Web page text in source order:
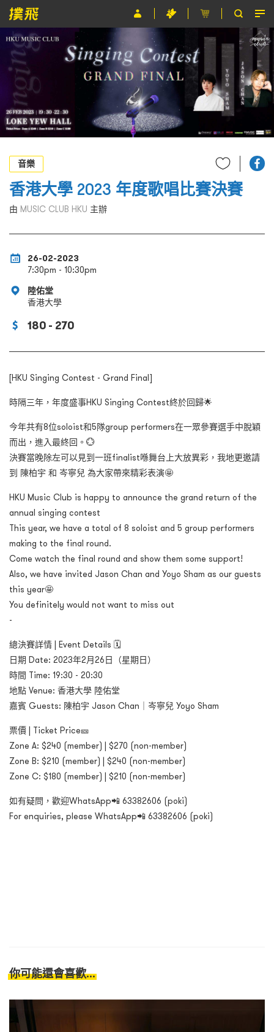
節目
主辦單位
關於撲飛
條款及細則
EN
音樂
香港大學 2023 年度歌唱比賽決賽
由 MUSIC CLUB HKU 主辦
26-02-2023
7:30pm - 10:30pm
陸佑堂
香港大學
180 - 270
[HKU Singing Contest - Grand Final]
時隔三年，年度盛事HKU Singing Contest終於回歸🌟
今年共有8位soloist和5隊group performers在一眾參賽選手中脫穎
而出，進入最終回。💮
決賽當晚除左可以見到一班finalist喺舞台上大放異彩，我地更邀請
到 陳柏宇 和 岑寧兒 為大家帶來精彩表演🤩
HKU Music Club is happy to announce the grand return of the
annual singing contest
This year, we have a total of 8 soloist and 5 group performers
making to the final round.
Come watch the final round and show them some support!
Also, we have invited Jason Chan and Yoyo Sham as our guests
this year🤩
You definitely would not want to miss out
-
總決賽詳情 | Event Details 🗓
日期 Date: 2023年2月26日（星期日）
時間 Time: 19:30 - 20:30
地點 Venue: 香港大學 陸佑堂
嘉賓 Guests: 陳柏宇 Jason Chan｜岑寧兒 Yoyo Sham
票價 | Ticket Price🎫
Zone A: $240 (member) | $270 (non-member)
Zone B: $210 (member) | $240 (non-member)
Zone C: $180 (member) | $210 (non-member)
如有疑問，歡迎WhatsApp📲 63382606 (poki)
For enquiries, please WhatsApp📲 63382606 (poki)
你可能還會喜歡...